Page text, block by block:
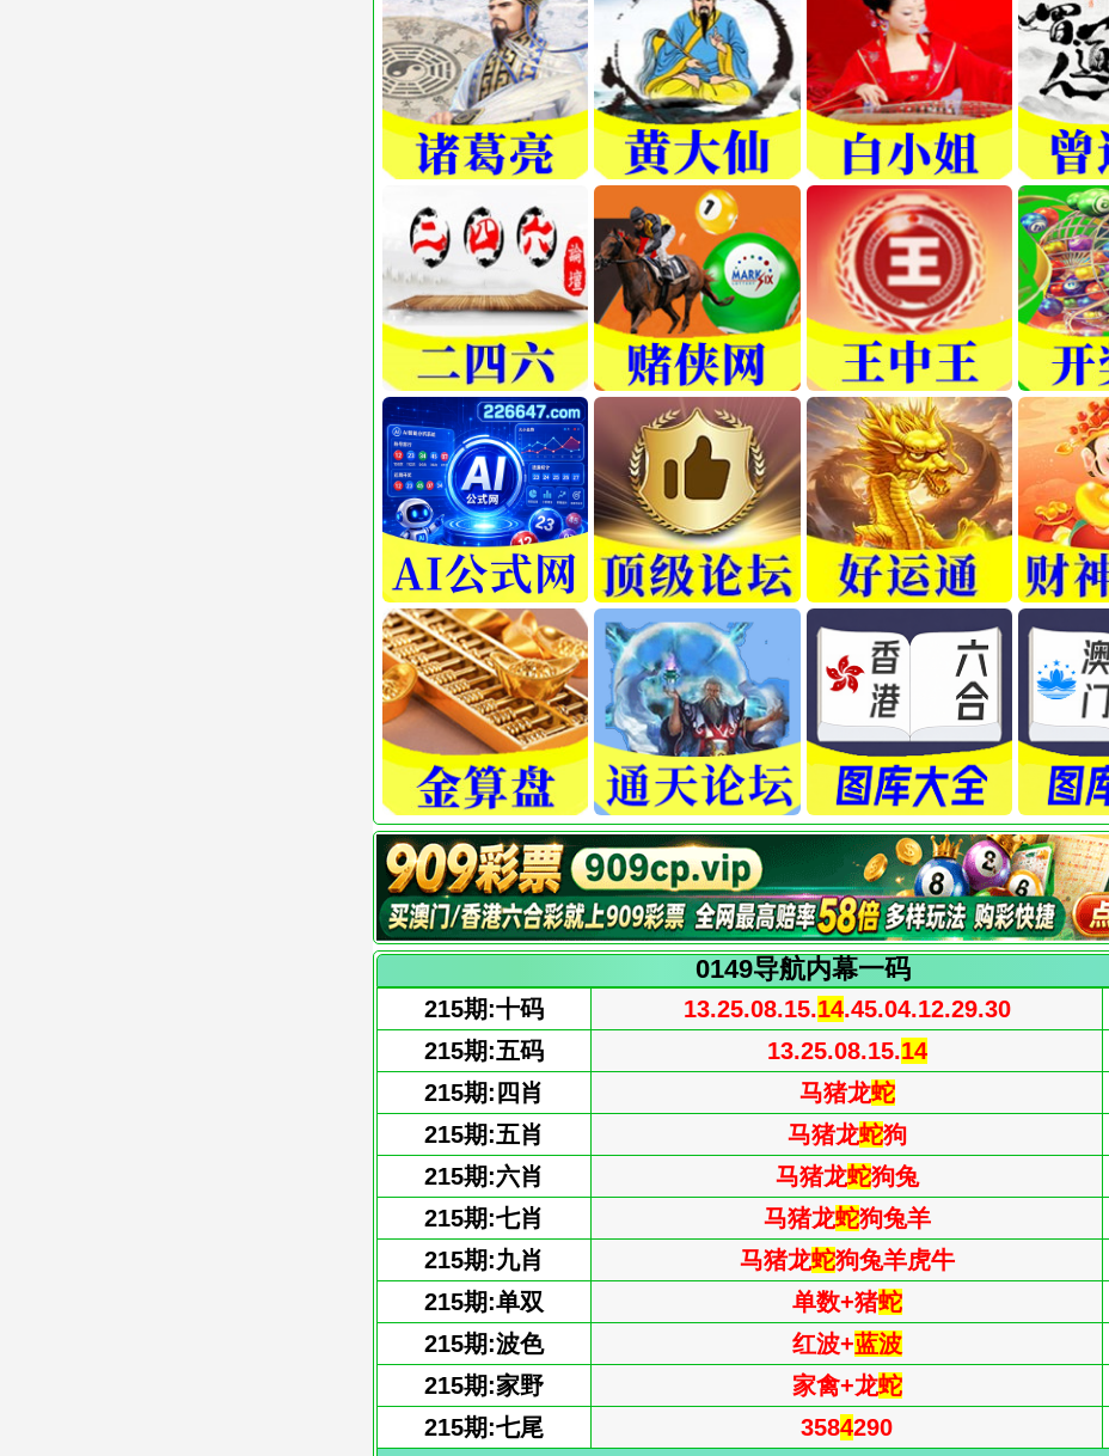
0149导航内幕一码
215期:十码 13.25.08.15.14.45.04.12.29.30
215期:五码
13.25.08.15.14
215期:四肖
马猪龙蛇
215期:五肖
马猪龙蛇狗
215期:六肖
马猪龙蛇狗兔
215期:七肖
马猪龙蛇狗兔羊
215期:九肖
马猪龙蛇狗兔羊虎牛
215期:单双
单数+猪蛇
215期:波色
红波+蓝波
215期:家野
家禽+龙蛇
215期:七尾
3584290